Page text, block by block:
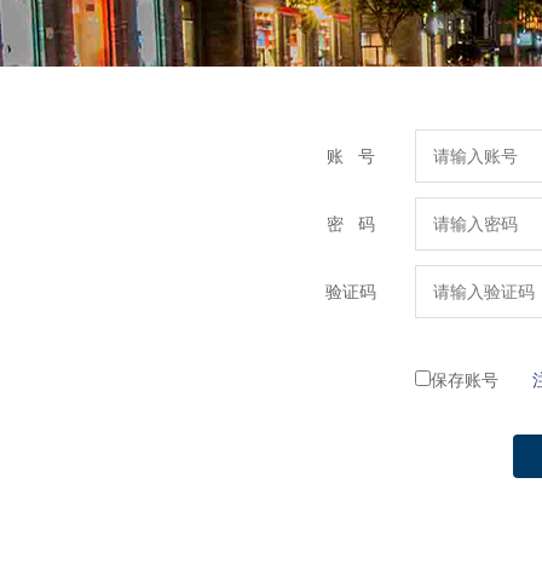
账 号
密 码
验证码
保存账号